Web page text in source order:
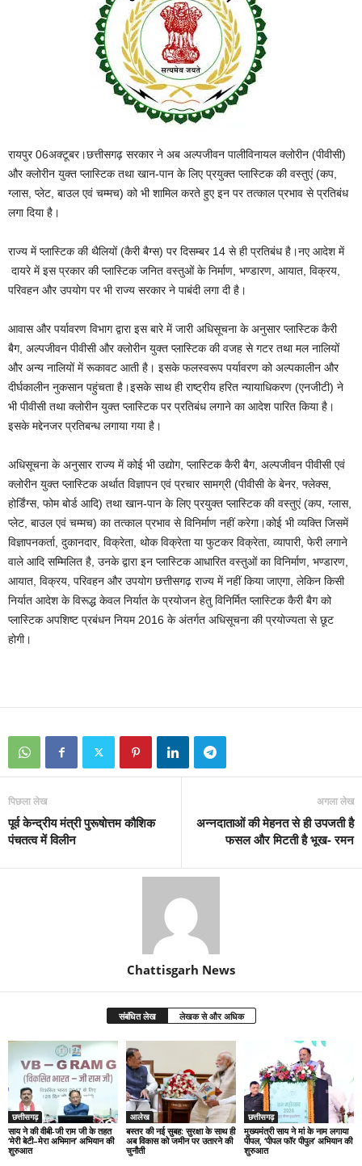
रायपुर 06अक्टूबर।छत्तीसगढ़ सरकार ने अब अल्पजीवन पालीविनायल क्लोरीन (पीवीसी)
और क्लोरीन युक्त प्लास्टिक तथा खान-पान के लिए प्रयुक्त प्लास्टिक की वस्तुएं (कप,
ग्लास, प्लेट, बाउल एवं चम्मच) को भी शामिल करते हुए इन पर तत्काल प्रभाव से प्रतिबंध
लगा दिया है।
राज्य में प्लास्टिक की थैलियों (कैरी बैग्स) पर दिसम्बर 14 से ही प्रतिबंध है।नए आदेश में
दायरे में इस प्रकार की प्लास्टिक जनित वस्तुओं के निर्माण, भण्डारण, आयात, विक्रय,
परिवहन और उपयोग पर भी राज्य सरकार ने पाबंदी लगा दी है।
आवास और पर्यावरण विभाग द्वारा इस बारे में जारी अधिसूचना के अनुसार प्लास्टिक कैरी
बैग, अल्पजीवन पीवीसी और क्लोरीन युक्त प्लास्टिक की वजह से गटर तथा मल नालियों
और अन्य नालियों में रूकावट आती है। इसके फलस्वरूप पर्यावरण को अल्पकालीन और
दीर्घकालीन नुकसान पहुंचता है।इसके साथ ही राष्ट्रीय हरित न्यायाधिकरण (एनजीटी) ने
भी पीवीसी तथा क्लोरीन युक्त प्लास्टिक पर प्रतिबंध लगाने का आदेश पारित किया है।
इसके मद्देनजर प्रतिबन्ध लगाया गया है।
अधिसूचना के अनुसार राज्य में कोई भी उद्योग, प्लास्टिक कैरी बैग, अल्पजीवन पीवीसी एवं
क्लोरीन युक्त प्लास्टिक अर्थात विज्ञापन एवं प्रचार सामग्री (पीवीसी के बेनर, फ्लेक्स,
होर्डिंग्स, फोम बोर्ड आदि) तथा खान-पान के लिए प्रयुक्त प्लास्टिक की वस्तुएं (कप, ग्लास,
प्लेट, बाउल एवं चम्मच) का तत्काल प्रभाव से विनिर्माण नहीं करेगा।कोई भी व्यक्ति जिसमें
विज्ञापनकर्ता, दुकानदार, विक्रेता, थोक विक्रेता या फुटकर विक्रेता, व्यापारी, फेरी लगाने
वाले आदि सम्मिलित है, उनके द्वारा इन प्लास्टिक आधारित वस्तुओं का विनिर्माण, भण्डारण,
आयात, विक्रय, परिवहन और उपयोग छत्तीसगढ़ राज्य में नहीं किया जाएगा, लेकिन किसी
निर्यात आदेश के विरूद्ध केवल निर्यात के प्रयोजन हेतु विनिर्मित प्लास्टिक कैरी बैग को
प्लास्टिक अपशिष्ट प्रबंधन नियम 2016 के अंतर्गत अधिसूचना की प्रयोज्यता से छूट
होगी।
पिछला लेख
पूर्व केन्द्रीय मंत्री पुरूषोत्तम कौशिक
पंचतत्व में विलीन
अगला लेख
अन्नदाताओं की मेहनत से ही उपजती है
फसल और मिटती है भूख- रमन
Chattisgarh News
संबंधित लेख लेखक से और अधिक
छत्तीसगढ़
साय ने की वीबी-जी राम जी के तहत
‘मेरी बेटी–मेरा अभिमान’ अभियान की
शुरुआत
आलेख
बस्तर की नई सुबह: सुरक्षा के साथ ही
अब विकास को जमीन पर उतारने की
चुनौती
छत्तीसगढ़
मुख्यमंत्री साय ने मां के नाम लगाया
पीपल, ‘पीपल फॉर पीपुल’ अभियान की
शुरुआत